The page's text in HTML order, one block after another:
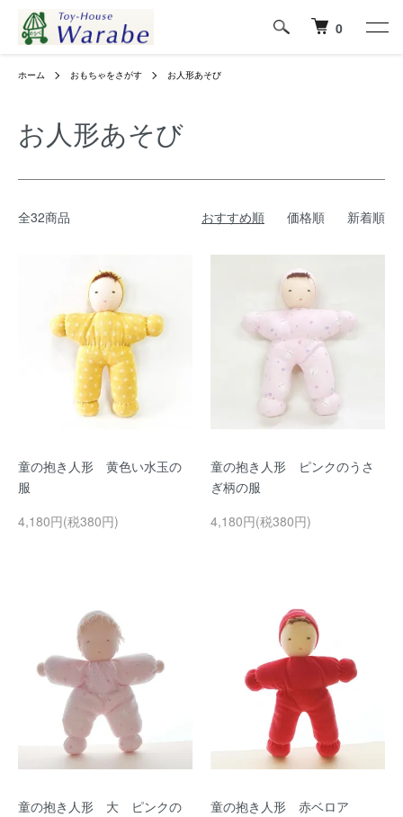
0
ホーム おもちゃをさがす お人形あそび
お人形あそび
全32商品 おすすめ順 価格順 新着順
童の抱き人形 黄色い水玉の
服
4,180円(税380円)
童の抱き人形 ピンクのうさ
ぎ柄の服
4,180円(税380円)
童の抱き人形 大 ピンクの
童の抱き人形 赤ベロア